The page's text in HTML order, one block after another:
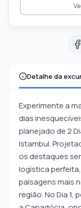
Detalhe da
Experimente a
dias
planejado de 2
Istambul.
os destaques
logística
paisagens mais
região. No Dia 1,